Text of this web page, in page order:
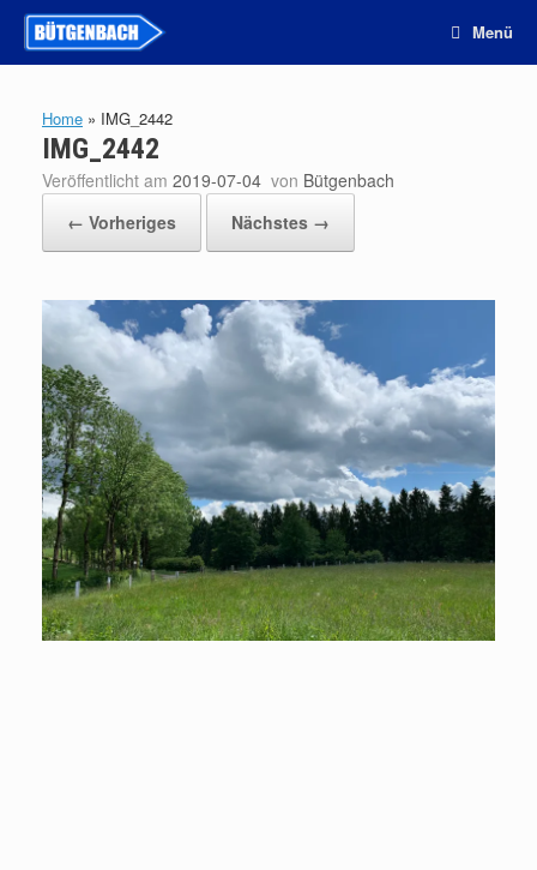
Zum
Inhalt
springen
Menü
Home » IMG_2442
IMG_2442
Veröffentlicht am 2019-07-04 von Bütgenbach
← Vorheriges
Nächstes →